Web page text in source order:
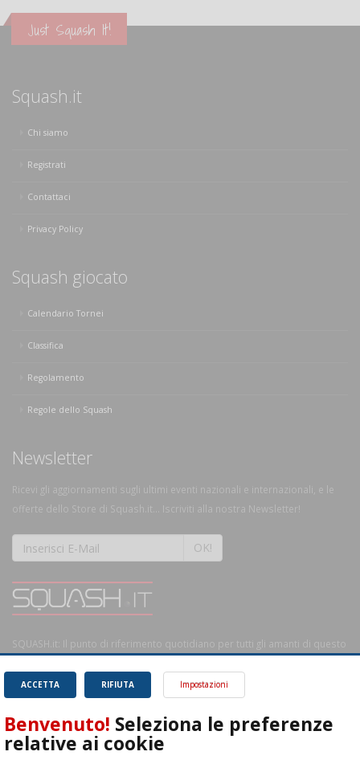
Just Squash It!
Squash.it
Chi siamo
Registrati
Contattaci
Privacy Policy
Squash giocato
Calendario Tornei
Classifica
Regolamento
Regole dello Squash
Newsletter
Ricevi gli aggiornamenti sugli ultimi eventi nazionali e internazionali, e le
offerte dello Store di Squash.it... Iscriviti alla nostra Newsletter!
OK!
SQUASH.it: Il punto di riferimento quotidiano per tutti gli amanti di questo
RIFIUTA
ACCETTA Impostazioni
Benvenuto! Seleziona le preferenze
relative ai cookie